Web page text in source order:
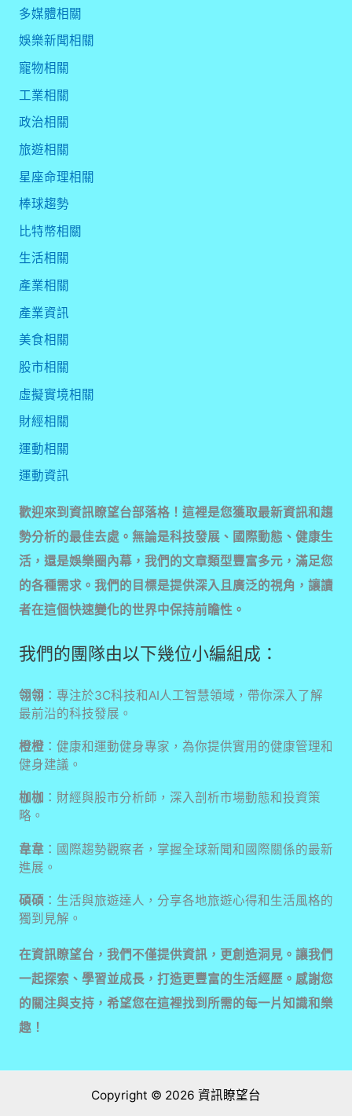
多媒體相關
娛樂新聞相關
寵物相關
工業相關
政治相關
旅遊相關
星座命理相關
棒球趨勢
比特幣相關
生活相關
產業相關
產業資訊
美食相關
股市相關
虛擬實境相關
財經相關
運動相關
運動資訊
歡迎來到資訊瞭望台部落格！這裡是您獲取最新資訊和趨
勢分析的最佳去處。無論是科技發展、國際動態、健康生
活，還是娛樂圈內幕，我們的文章類型豐富多元，滿足您
的各種需求。我們的目標是提供深入且廣泛的視角，讓讀
者在這個快速變化的世界中保持前瞻性。
我們的團隊由以下幾位小編組成：
翎翎 ：專注於3C科技和AI人工智慧領域，帶你深入了解
最前沿的科技發展。
橙橙：健康和運動健身專家，為你提供實用的健康管理和
健身建議。
枷枷 ：財經與股市分析師，深入剖析市場動態和投資策
略。
韋韋：國際趨勢觀察者，掌握全球新聞和國際關係的最新
進展。
碩碩：生活與旅遊達人，分享各地旅遊心得和生活風格的
獨到見解。
在資訊瞭望台，我們不僅提供資訊，更創造洞見。讓我們
一起探索、學習並成長，打造更豐富的生活經歷。感謝您
的關注與支持，希望您在這裡找到所需的每一片知識和樂
趣！
Copyright © 2026 資訊瞭望台